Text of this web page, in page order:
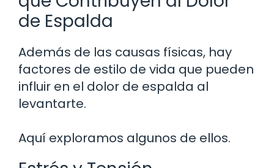
de Espalda
Además de las causas físicas, hay
factores de estilo de vida que pueden
influir en el dolor de espalda al
levantarte.
Aquí exploramos algunos de ellos.